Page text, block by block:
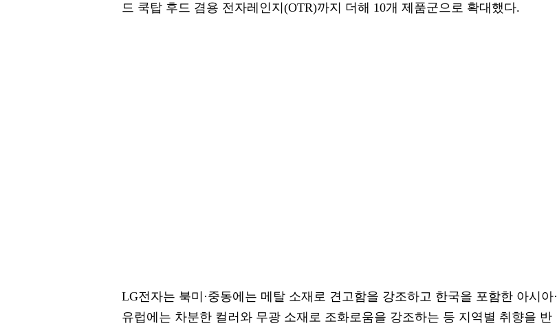
드 쿡탑 후드 겸용 전자레인지(OTR)까지 더해 10개 제품군으로 확대했다.
LG전자는 북미·중동에는 메탈 소재로 견고함을 강조하고 한국을 포함한 아시아·
유럽에는 차분한 컬러와 무광 소재로 조화로움을 강조하는 등 지역별 취향을 반